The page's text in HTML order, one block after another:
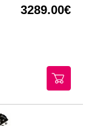
3289.00